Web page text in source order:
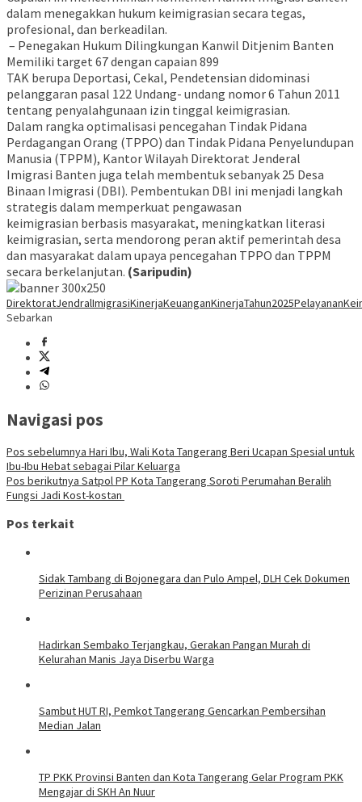
dalam menegakkan hukum keimigrasian secara tegas,
profesional, dan berkeadilan.
– Penegakan Hukum Dilingkungan Kanwil Ditjenim Banten
Memiliki target 67 dengan capaian 899
TAK berupa Deportasi, Cekal, Pendetensian didominasi
pelanggaran pasal 122 Undang- undang nomor 6 Tahun 2011
tentang penyalahgunaan izin tinggal keimigrasian.
Dalam rangka optimalisasi pencegahan Tindak Pidana
Perdagangan Orang (TPPO) dan Tindak Pidana Penyelundupan
Manusia (TPPM), Kantor Wilayah Direktorat Jenderal
Imigrasi Banten juga telah membentuk sebanyak 25 Desa
Binaan Imigrasi (DBI). Pembentukan DBI ini menjadi langkah
strategis dalam memperkuat pengawasan
keimigrasian berbasis masyarakat, meningkatkan literasi
keimigrasian, serta mendorong peran aktif pemerintah desa
dan masyarakat dalam upaya pencegahan TPPO dan TPPM
secara berkelanjutan. (Saripudin)
DirektoratJendralImigrasiKinerjaKeuanganKinerjaTahun2025
Sebarkan
Navigasi pos
Pos sebelumnya Hari Ibu, Wali Kota Tangerang Beri Ucapan Spesial untuk
Ibu-Ibu Hebat sebagai Pilar Keluarga
Pos berikutnya ‎Satpol PP Kota Tangerang Soroti Perumahan Beralih
Fungsi Jadi Kost-kostan ‎
Pos terkait
Sidak Tambang di Bojonegara dan Pulo Ampel, DLH Cek Dokumen
Perizinan Perusahaan
Hadirkan Sembako Terjangkau, Gerakan Pangan Murah di
Kelurahan Manis Jaya Diserbu Warga
Sambut HUT RI, Pemkot Tangerang Gencarkan Pembersihan
Median Jalan
TP PKK Provinsi Banten dan Kota Tangerang Gelar Program PKK
Mengajar di SKH An Nuur